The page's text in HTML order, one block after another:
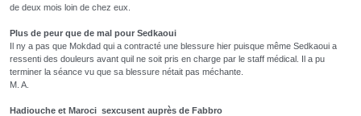
de deux mois loin de chez eux.
Plus de peur que de mal pour Sedkaoui
Il ny a pas que Mokdad qui a contracté une blessure hier puisque même Sedkaoui a
ressenti des douleurs avant quil ne soit pris en charge par le staff médical. Il a pu
terminer la séance vu que sa blessure nétait pas méchante.
M. A.
Hadiouche et Maroci sexcusent auprès de Fabbro